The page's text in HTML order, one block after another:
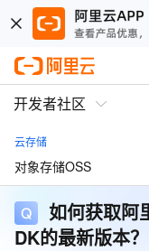
开发者社区
云存储
对象存储OSS
如何获取阿
DK的最新版本？